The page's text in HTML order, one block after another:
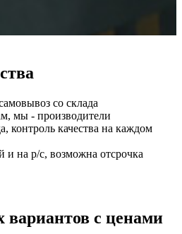
со склада
мы - производители
контроль качества на каждом
на р/с, возможна отсрочка
вариантов с ценами